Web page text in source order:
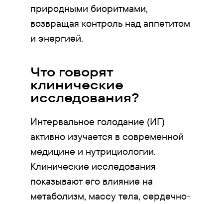
природными биоритмами,
возвращая контроль над аппетитом
и энергией.
Что говорят
клинические
исследования?
Интервальное голодание (ИГ)
активно изучается в современной
медицине и нутрициологии.
Клинические исследования
показывают его влияние на
метаболизм, массу тела, сердечно-